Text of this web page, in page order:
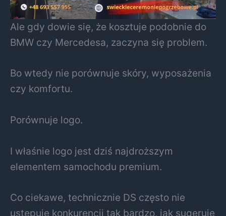
Ale gdy dowie się, że kosztuje podobnie do
BMW czy Mercedesa, zaczyna się problem.
Bo wtedy nie porównuje skóry, wyposażenia
czy komfortu.
Porównuje logo.
I właśnie logo jest dziś najdroższym
elementem samochodu premium.
Co ciekawe, technicznie DS często nie
ustępuje konkurencji tak bardzo, jak sugeruje